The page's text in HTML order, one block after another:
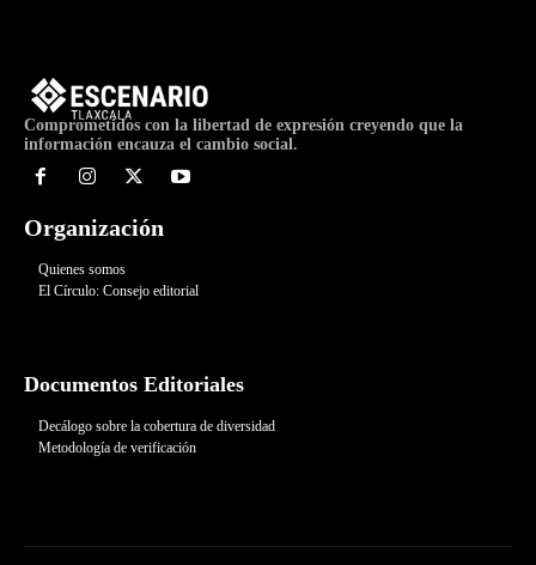
Comprometidos con la libertad de expresión creyendo que la
información encauza el cambio social.
Organización
Quienes somos
El Círculo: Consejo editorial
Documentos Editoriales
Decálogo sobre la cobertura de diversidad
Metodología de verificación